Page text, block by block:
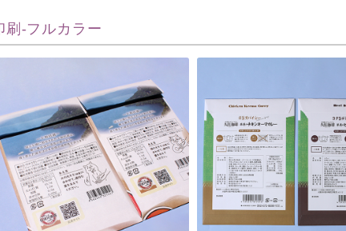
刷-フルカラー